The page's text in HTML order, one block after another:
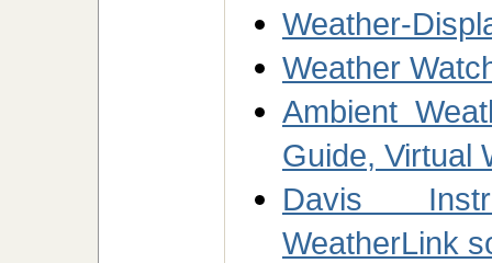
Weather-
Weather
Ambient
Guide, Virtual
Davis
WeatherLink